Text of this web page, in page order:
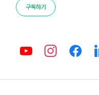
구독하기